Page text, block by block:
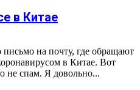
в Китае
на почту, где обращают
в Китае. Вот
не спам. Я довольно...